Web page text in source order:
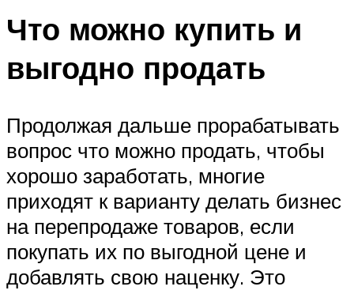
Что можно купить и
выгодно продать
Продолжая дальше прорабатывать
вопрос что можно продать, чтобы
хорошо заработать, многие
приходят к варианту делать бизнес
на перепродаже товаров, если
покупать их по выгодной цене и
добавлять свою наценку. Это